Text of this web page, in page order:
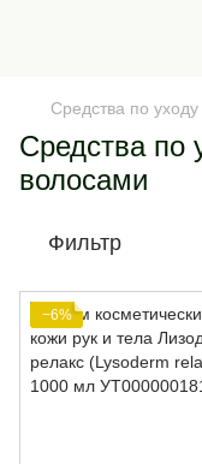
Средства по
Средства по
волосами
Фильтр
−6%